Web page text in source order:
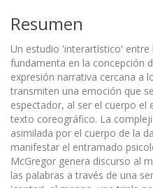
Resumen
Un estudio 'interartístico' entre
fundamenta en la concepción
expresión narrativa cercana a
transmiten una emoción que
espectador, al ser el cuerpo el
texto coreográfico. La
asimilada por el cuerpo de la
manifestar el entramado
McGregor genera discurso al
las palabras a través de una